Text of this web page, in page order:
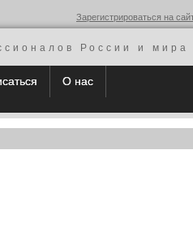
Зарегистрироваться на
России и мира
О нас